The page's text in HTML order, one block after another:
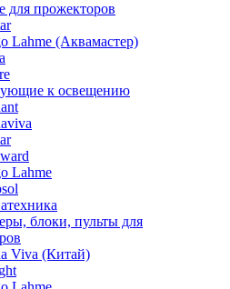
для прожекторов
Lahme (Аквамастер)
к освещению
Lahme
блоки, пульты для
Viva (Китай)